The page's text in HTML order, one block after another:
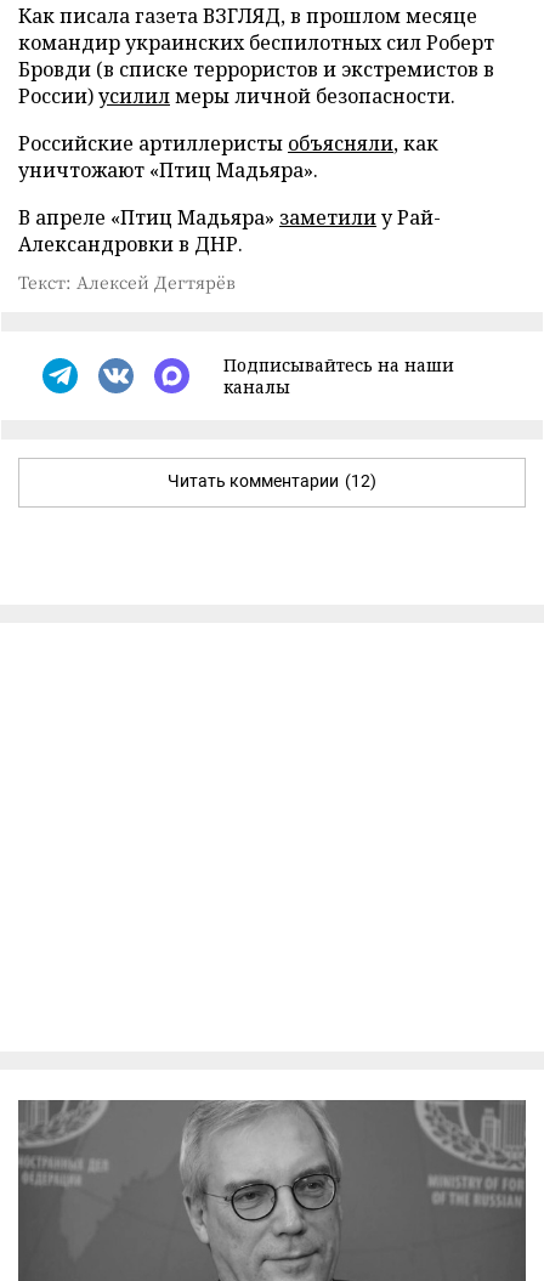
Как писала газета ВЗГЛЯД, в прошлом месяце
командир украинских беспилотных сил Роберт
Бровди (в списке террористов и экстремистов в
России)усилилмеры личной безопасности.
Российские артиллеристы объясняли, как
уничтожают «Птиц Мадьяра».
В апреле «Птиц Мадьяра» заметилиу Рай-
Александровки в ДНР.
Текст: Алексей Дегтярёв
Подписывайтесь на наши
каналы
Читать комментарии (12)